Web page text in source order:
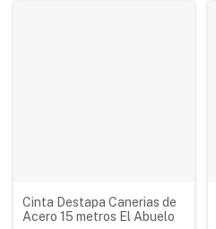
Cinta Destapa Canerias de
Acero 15 metros El Abuelo